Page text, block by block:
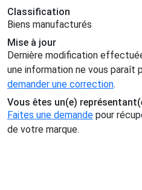
Classification
Biens manufacturés
Mise à jour
Dernière modification
une information ne vous paraît
demander une correction.
Vous êtes un(e)
Faites une demande pour
de votre marque.